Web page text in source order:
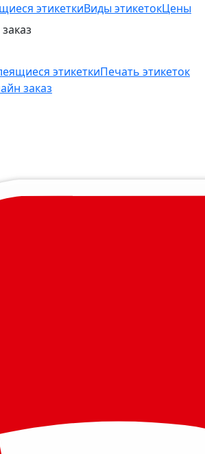
этикеткиВиды этикетокЦены
этикеткиПечать этикеток
заказ